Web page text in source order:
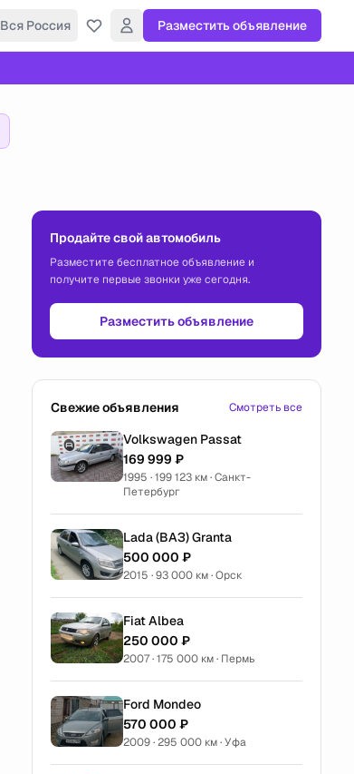
Вся Россия Разместить объявление
Продайте свой автомобиль
Разместите бесплатное объявление и
получите первые звонки уже сегодня.
Разместить объявление
Свежие объявления Смотреть все
Volkswagen Passat
169 999 ₽
1995 · 199 123 км · Санкт-
Петербург
Lada (ВАЗ) Granta
500 000 ₽
2015 · 93 000 км · Орск
Fiat Albea
250 000 ₽
2007 · 175 000 км · Пермь
Ford Mondeo
570 000 ₽
2009 · 295 000 км · Уфа